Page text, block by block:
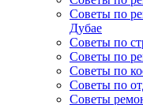
Советы по
Дубае
Советы по
Советы по
Советы по
Советы по
Советы